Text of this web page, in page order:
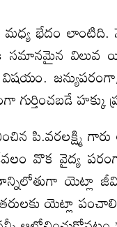
భేదం లాంటిది.
సమానమైన విలువ
హక్కు
పి.వరలక్ష్మి
కేవలం వొక వైద్య
యెట్లా
యెట్లా